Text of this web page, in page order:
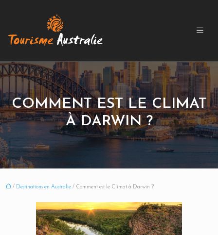
COMMENT EST LE CLIMAT
À DARWIN ?
/ Destinations en Australie / Comment est le Climat à Darwin ?